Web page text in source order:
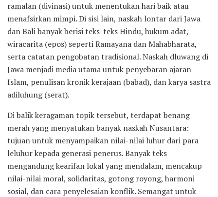
ramalan (divinasi) untuk menentukan hari baik atau
menafsirkan mimpi. Di sisi lain, naskah lontar dari Jawa
dan Bali banyak berisi teks-teks Hindu, hukum adat,
wiracarita (epos) seperti Ramayana dan Mahabharata,
serta catatan pengobatan tradisional. Naskah dluwang di
Jawa menjadi media utama untuk penyebaran ajaran
Islam, penulisan kronik kerajaan (babad), dan karya sastra
adiluhung (serat).
Di balik keragaman topik tersebut, terdapat benang
merah yang menyatukan banyak naskah Nusantara:
tujuan untuk menyampaikan nilai-nilai luhur dari para
leluhur kepada generasi penerus. Banyak teks
mengandung kearifan lokal yang mendalam, mencakup
nilai-nilai moral, solidaritas, gotong royong, harmoni
sosial, dan cara penyelesaian konflik. Semangat untuk